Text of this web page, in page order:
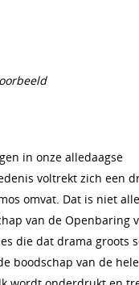
in onze alledaagse
voltrekt zich een
omvat. Dat is niet
van de Openbaring
die dat drama groots
boodschap van de